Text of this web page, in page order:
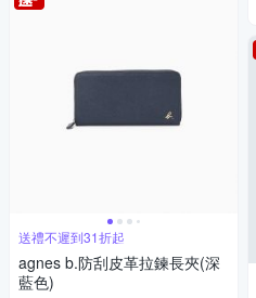
送禮不遲到31折起
agnes b.防刮皮革拉鍊長夾(深
藍色)